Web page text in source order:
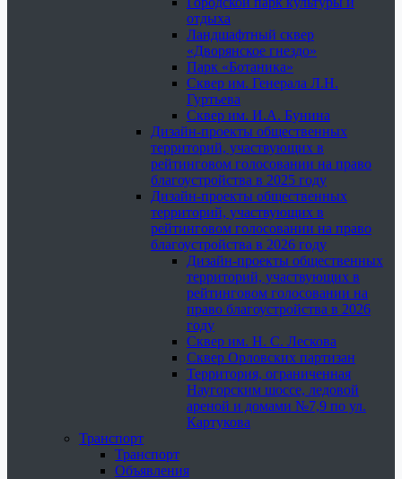
отдыха
Ландшафтный сквер
«Дворянское гнездо»
Парк «Ботаника»
Сквер им. Генерала Л.Н.
Гуртьева
Сквер им. И.А. Бунина
Дизайн-проекты общественных
территорий, участвующих в
рейтинговом голосовании на право
благоустройства в 2025 году
Дизайн-проекты общественных
территорий, участвующих в
рейтинговом голосовании на право
благоустройства в 2026 году
Дизайн-проекты общественных
территорий, участвующих в
рейтинговом голосовании на
право благоустройства в 2026
году
Сквер им. Н. С. Лескова
Сквер Орловских партизан
Территория, ограниченная
Наугорским шоссе, ледовой
ареной и домами №7,9 по ул.
Картукова
Транспорт
Транспорт
Объявления